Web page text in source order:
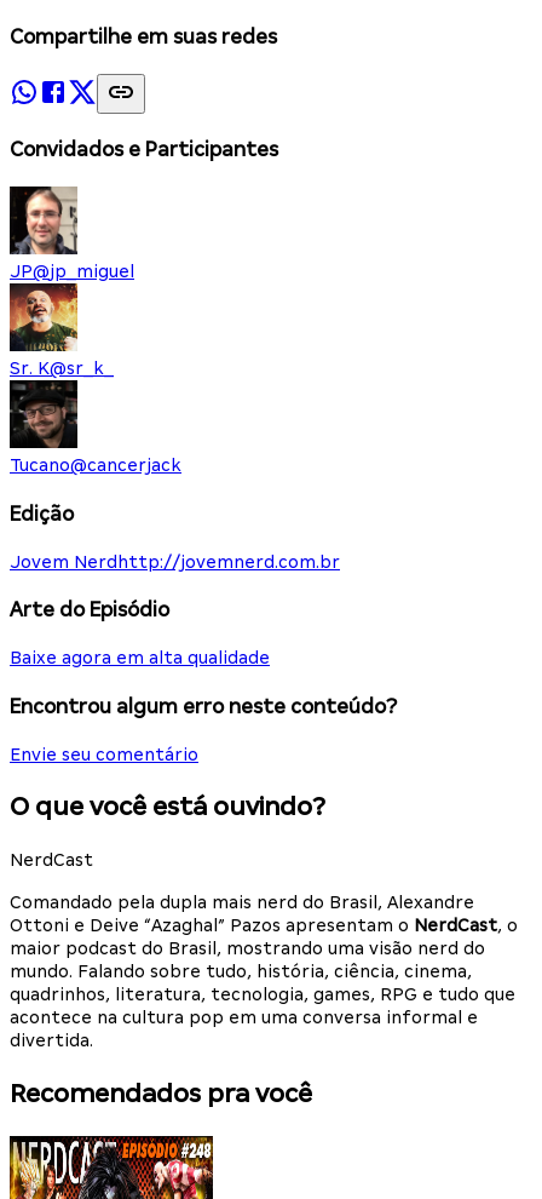
Compartilhe em suas redes
Convidados e Participantes
JP@jp_miguel
Sr. K@sr_k_
Tucano@cancerjack
Edição
Jovem Nerd http://jovemnerd.com.br
Arte do Episódio
Baixe agora em alta qualidade
Encontrou algum erro neste conteúdo?
Envie seu comentário
O que você está ouvindo?
NerdCast
Comandado pela dupla mais nerd do Brasil, Alexandre
Ottoni e Deive “Azaghal” Pazos apresentam o NerdCast, o
maior podcast do Brasil, mostrando uma visão nerd do
mundo. Falando sobre tudo, história, ciência, cinema,
quadrinhos, literatura, tecnologia, games, RPG e tudo que
acontece na cultura pop em uma conversa informal e
divertida.
Recomendados pra você